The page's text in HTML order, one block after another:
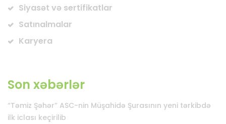
Siyasət və sertifikatlar
Satınalmalar
Karyera
Son xəbərlər
“Təmiz Şəhər” ASC-nin Müşahidə Şurasının yeni tərkibdə
ilk iclası keçirilib